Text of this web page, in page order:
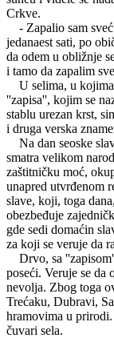
Crkve.
- Zapalio sam
jedanaest sati, po
da odem u obližnje
i tamo da zapalim
U selima, u kojima
''zapisa'', kojim se
stablu urezan krst,
i druga verska
Na dan seoske
smatra velikom
zaštitničku moć,
unapred utvrđenom
slave, koji, toga
obezbeđuje
gde sedi domaćin
za koji se veruje da
Drvo, sa
poseći. Veruje se da
nevolja. Zbog toga
Trećaku, Dubravi,
hramovima u
čuvari sela.